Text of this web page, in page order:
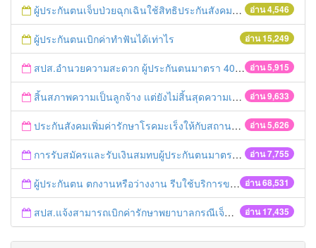
อ่าน 4,546
ผู้ประกันตนเจ็บป่วยฉุกเฉินใช้สิทธิประกันสังคมได้ทุกที่ทุกเวลา
อ่าน 15,249
ผู้ประกันตนเบิกค่าทำฟันได้เท่าไร
อ่าน 5,915
สปส.อำนวยความสะดวก ผู้ประกันตนมาตรา 40 ชำระเงินสมทบผ่านเคาเตอร์เซอร์วิส
อ่าน 9,633
สิ้นสภาพความเป็นลูกจ้าง แต่ยังไม่สิ้นสุดความเป็นผู้ประกันตน
อ่าน 5,626
ประกันสังคมเพิ่มค่ารักษาโรคมะเร็งให้กับสถานพยาบาล
อ่าน 7,755
การรับสมัครและรับเงินสมทบผู้ประกันตนมาตรา 40
อ่าน 68,531
ผู้ประกันตน ตกงานหรือว่างงาน รีบใช้บริการของสำนักงานประกันสังคม
อ่าน 17,435
สปส.แจ้งสามารถเบิกค่ารักษาพยาบาลกรณีเจ็บป่วยฉุกเฉินคืนได้ 2 ช่องทาง ทั้งประกันชีวิตและสิทธิประกันสังคม